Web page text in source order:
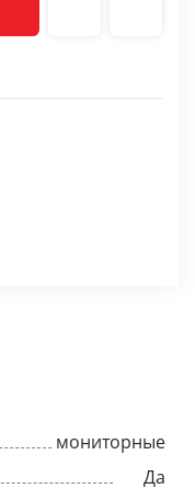
мониторные
Да